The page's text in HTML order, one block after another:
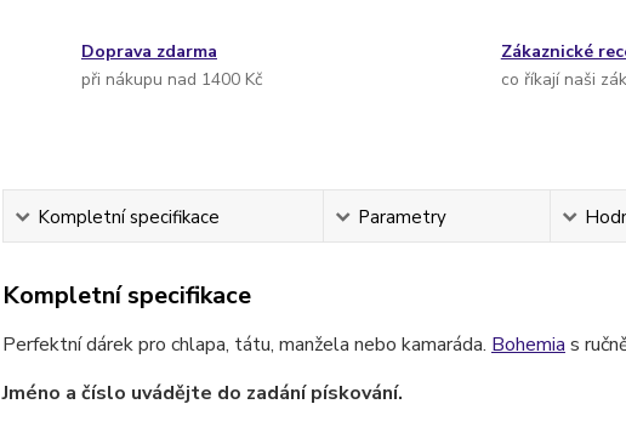
Doprava zdarma
při nákupu nad 1400 Kč
Zákaznické
co říkají naši
Kompletní specifikace Parametry
Kompletní specifikace
Perfektní dárek pro chlapa, tátu, manžela nebo kamaráda. Bohemia s
Jméno a číslo uvádějte do zadání pískování.